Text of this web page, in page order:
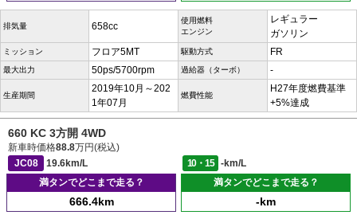
排気量 658cc
使用燃料
エンジン
レギュラー
ガソリン
ミッション フロア5MT 駆動方式 FR
最大出力 50ps/5700rpm 過給器（ターボ） -
生産期間
2019年10月～202
1年07月
燃費性能
H27年度燃費基準
+5%達成
660 KC 3方開 4WD
新車時価格88.8万円(税込)
JC08
19.6km/L 10・15
-km/L
満タンでどこまで走る？
666.4km
満タンでどこまで走る？
-km